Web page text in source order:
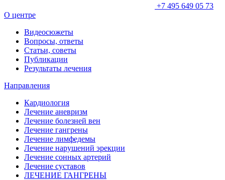
+7 495 649 05 73
О центре
Видеосюжеты
Вопросы, ответы
Статьи, советы
Публикации
Результаты лечения
Направления
Кардиология
Лечение аневризм
Лечение болезней вен
Лечение гангрены
Лечение лимфедемы
Лечение нарушений эрекции
Лечение сонных артерий
Лечение суставов
ЛЕЧЕНИЕ ГАНГРЕНЫ